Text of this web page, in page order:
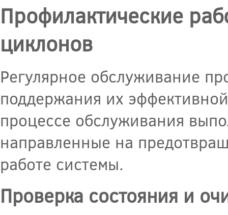
Профилактические
циклонов
Регулярное обслуживание
поддержания их
процессе обслуживания
направленные на
работе системы.
Проверка состояния и